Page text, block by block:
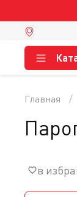
Главная
в